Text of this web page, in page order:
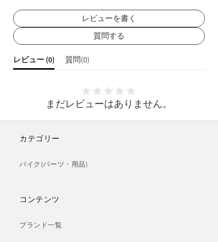
レビューを書く
質問する
レビュー (0) 質問(0)
まだレビューはありません。
カテゴリー
バイク(パーツ・用品)
コンテンツ
ブランド一覧